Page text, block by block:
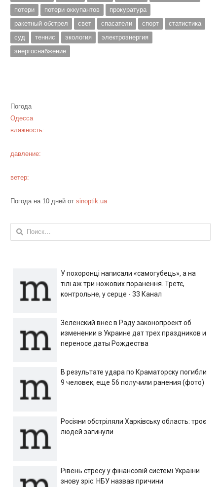
потери
потери оккупантов
прокуратура
ракетный обстрел
свет спасатели спорт
статистика
суд
теннис экология
электроэнергия
энергоснабжение
Погода
Одесса
влажность:
давление:
ветер:
Погода на 10 дней от sinoptik.ua
Найти:
У похоронці написали «самогубець», а на
тілі аж три ножових поранення. Третє,
контрольне, у серце - 33 Канал
Зеленский внес в Раду законопроект об
изменении в Украине дат трех праздников и
переносе даты Рождества
В результате удара по Краматорску погибли
9 человек, еще 56 получили ранения (фото)
Росіяни обстріляли Харківську область: троє
людей загинули
Рівень стресу у фінансовій системі України
знову зріс: НБУ назвав причини